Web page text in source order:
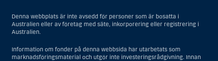
Denna webbplats är inte avsedd för personer som är bosatta i
Australien eller av företag med säte, inkorporering eller registrering i
Australien.
Information om fonder på denna webbsida har utarbetats som
marknadsföringsmaterial och utgör inte investeringsrådgivning. Innan